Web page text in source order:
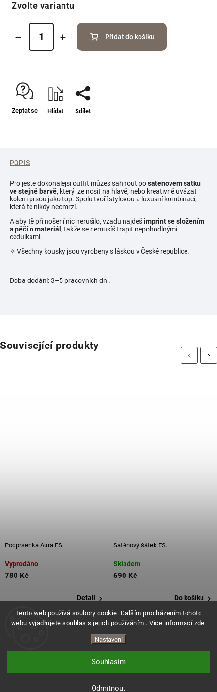
Tento web používá soubory cookie. Dalším procházením tohoto
webu vyjadřujete souhlas s jejich používáním.. Více informací zde.
Nastavení
Odmítnout
Souhlasím
Zvolte variantu
Přidat do košíku
Zeptat se Hlídat Sdílet
POPIS
Pro ještě dokonalejší outfit můžeš sáhnout posaténovém šátku
ve stejné barvě, který lze nosit na hlavě, nebo kreativně uvázat
kolem prsou jako top. Spolu tvoří stylovou a luxusní kombinaci,
která tě nikdy neomrzí.
A aby tě při nošení nic nerušilo, vzadu najdešimprint se složením
a péčí o materiál , takže se nemusíš trápit nepohodlnými
cedulkami.
✧ Všechny kousky jsou vyrobeny s láskou v České republice.
Doba dodání: 3–5 pracovních dní.
Související produkty
Previous
Podprsenka Aura ES.
Vyprodáno
780 Kč
Detail
Saténový šátek ES.
Skladem
690 Kč
Do košíku
Next
Vytvořil Shoptet
ES.LEVITATE. Všechna práva vyhrazena.